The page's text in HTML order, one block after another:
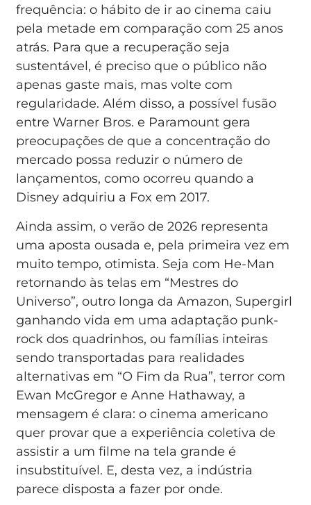
frequência: o hábito de ir ao cinema caiu
pela metade em comparação com 25 anos
atrás. Para que a recuperação seja
sustentável, é preciso que o público não
apenas gaste mais, mas volte com
regularidade. Além disso, a possível fusão
entre Warner Bros. e Paramount gera
preocupações de que a concentração do
mercado possa reduzir o número de
lançamentos, como ocorreu quando a
Disney adquiriu a Fox em 2017.
Ainda assim, o verão de 2026 representa
uma aposta ousada e, pela primeira vez em
muito tempo, otimista. Seja com He-Man
retornando às telas em “Mestres do
Universo”, outro longa da Amazon, Supergirl
ganhando vida em uma adaptação punk-
rock dos quadrinhos, ou famílias inteiras
sendo transportadas para realidades
alternativas em “O Fim da Rua”, terror com
Ewan McGregor e Anne Hathaway, a
mensagem é clara: o cinema americano
quer provar que a experiência coletiva de
assistir a um filme na tela grande é
insubstituível. E, desta vez, a indústria
parece disposta a fazer por onde.